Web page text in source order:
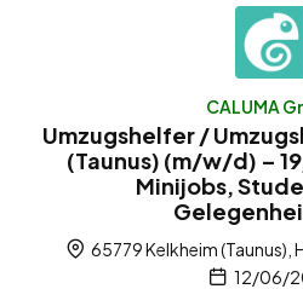
CALUMA
Umzugshelfer /
(Taunus) (m/w/d) –
Minijobs,
65779 Kelkheim (Taunus),
12/06/